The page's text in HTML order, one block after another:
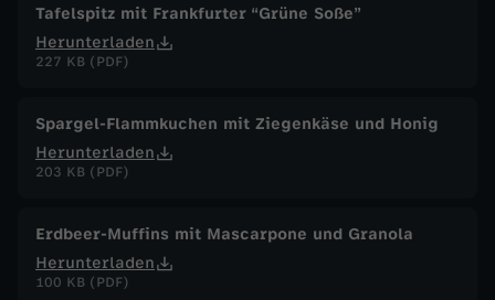
Tafelspitz mit Frankfurter “Grüne Soße”
Herunterladen
227 KB (PDF)
Spargel-Flammkuchen mit Ziegenkäse und Honig
Herunterladen
203 KB (PDF)
Erdbeer-Muffins mit Mascarpone und Granola
Herunterladen
100 KB (PDF)